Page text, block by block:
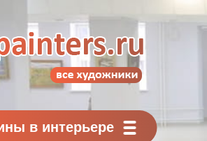
в интерьере